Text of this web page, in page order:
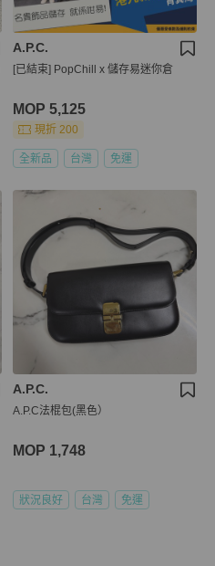
A.P.C.
[已結束] PopChill x 儲存易迷你倉
MOP 5,125
現折 200
全新品 台灣 免運
A.P.C.
A.P.C法棍包(黑色）
MOP 1,748
狀況良好 台灣 免運